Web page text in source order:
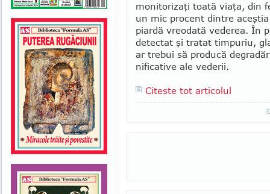
monitorizaţi toa­tă viaţa, din
un mic procent dintre
piardă vreodată vederea. În
detectat şi tratat timpuriu,
ar trebui să producă
nificative ale vederii.
Citeste tot articolul